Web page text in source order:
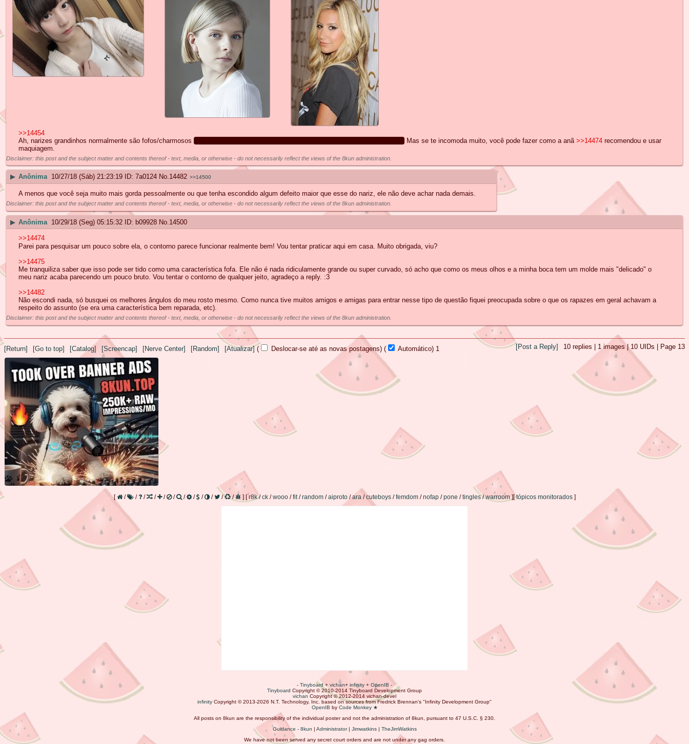
>>14454
Ah, narizes grandinhos normalmente são fofos/charmosos
Mas se te incomoda muito, você pode fazer como a anã >>14474 recomendou e usar
maquiagem.
Disclaimer: this post and the subject matter and contents thereof - text, media, or otherwise - do not necessarily reflect the views of the 8kun administration.
▶ Anônima 10/27/18 (Sáb) 21:23:19 7a0124 No.14482 >>14500
A menos que você seja muito mais gorda pessoalmente ou que tenha escondido algum defeito maior que esse do nariz, ele não deve achar nada demais.
Disclaimer: this post and the subject matter and contents thereof - text, media, or otherwise - do not necessarily reflect the views of the 8kun administration.
▶ Anônima 10/29/18 (Seg) 05:15:32 b09928 No. 14500
>>14474
Parei para pesquisar um pouco sobre ela, o contorno parece funcionar realmente bem! Vou tentar praticar aqui em casa. Muito obrigada, viu?
>>14475
Me tranquiliza saber que isso pode ser tido como uma característica fofa. Ele não é nada ridiculamente grande ou super curvado, só acho que como os meus olhos e a minha boca tem um molde mais "delicado" o
meu nariz acaba parecendo um pouco bruto. Vou tentar o contorno de qualquer jeito, agradeço a reply. :3
>>14482
Não escondi nada, só busquei os melhores ângulos do meu rosto mesmo. Como nunca tive muitos amigos e amigas para entrar nesse tipo de questão fiquei preocupada sobre o que os rapazes em geral achavam a
respeito do assunto (se era uma característica bem reparada, etc).
Disclaimer: this post and the subject matter and contents thereof - text, media, or otherwise - do not necessarily reflect the views of the 8kun administration.
[Return] [Go to top] [Catalog] [Screencap] [Nerve Center] [Random] [Atualizar]( Deslocar-se até as novas postagens) ( Automático) Atualizando... 10 replies | 1images |10 UIDs | Page 13
[Post a Reply]
[ / / / / / / / / / / / / ] [r8k/ck/wooo/fit/random/aiproto/ara/cuteboys/femdom/nofap/pone /tingles/warroom][tópicos monitorados]
- Tinyboard+ vichan+ infinity + OpenIB -
Tinyboard Copyright ©2010-2014 Tinyboard Development Group
vichan Copyright©2012-2014 vichan-devel
infinity Copyright ©2013-2026 N.T. Technology, Inc. based on sources from Fredrick Brennan's "Infinity Development Group"
OpenIB by Code Monkey ★
All posts on 8kun are the responsibility of the individual poster and not the administration of 8kun, pursuant to 47 U.S.C. § 230.
Guidance - 8kun | Administrator| Jimwatkins| TheJimWatkins
We have not been served any secret court orders and are not under any gag orders.